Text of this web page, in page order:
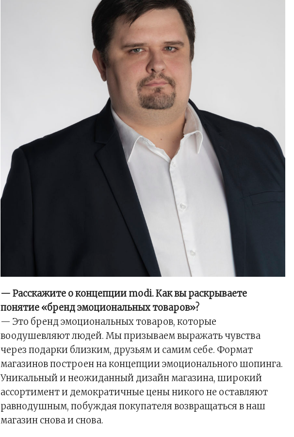
— Расскажите о концепции modi. Как вы раскрываете
понятие «бренд эмоциональных товаров»?
— Это бренд эмоциональных товаров, которые
воодушевляют людей. Мы призываем выражать чувства
через подарки близким, друзьям и самим себе. Формат
магазинов построен на концепции эмоционального шопинга.
Уникальный и неожиданный дизайн магазина, широкий
ассортимент и демократичные цены никого не оставляют
равнодушным, побуждая покупателя возвращаться в наш
магазин снова и снова.